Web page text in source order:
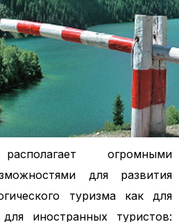
огромными
для развития
туризма как для
иностранных туристов: